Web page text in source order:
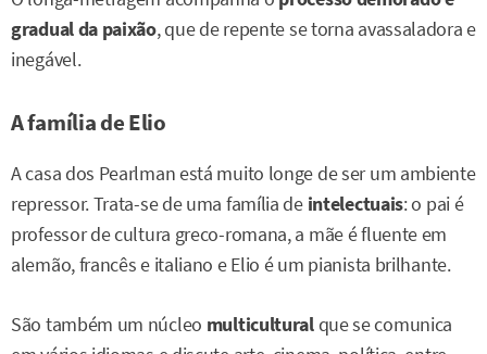
gradual da paixão, que de repente se torna avassaladora e
inegável.
A família de Elio
A casa dos Pearlman está muito longe de ser um ambiente
repressor. Trata-se de uma família de intelectuais: o pai é
professor de cultura greco-romana, a mãe é fluente em
alemão, francês e italiano e Elio é um pianista brilhante.
São também um núcleo multiculturalque se comunica